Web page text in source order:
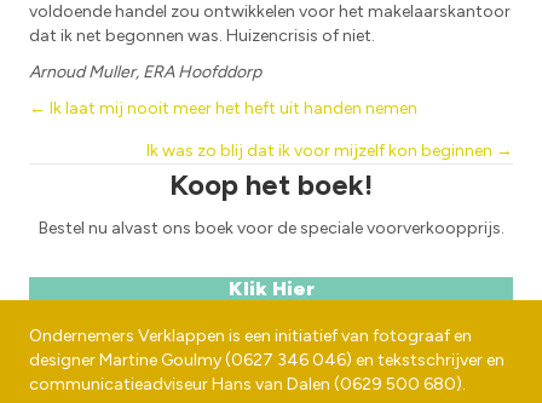
voldoende handel zou ontwikkelen voor het makelaarskantoor
dat ik net begonnen was. Huizencrisis of niet.
Arnoud Muller, ERA Hoofddorp
Posts
navigation
← Ik laat mij nooit meer het heft uit handen nemen
Ik was zo blij dat ik voor mijzelf kon beginnen →
Koop het boek!
Bestel nu alvast ons boek voor de speciale voorverkoopprijs.
Klik Hier
Ondernemers Verklappen is een initiatief van fotograaf en
designerMartine Goulmy(0627 346 046) en tekstschrijver en
communicatieadviseurHans van Dalen (0629 500 680).